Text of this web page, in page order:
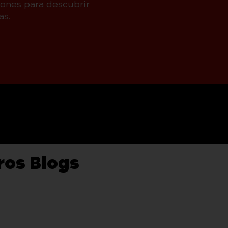
para descubrir
Blogs